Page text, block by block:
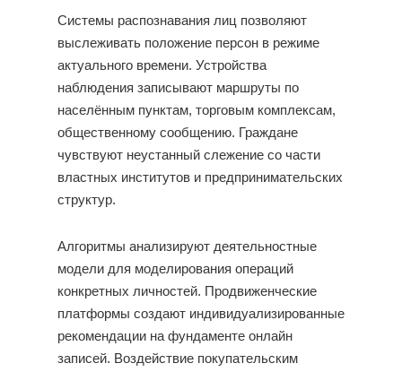
Системы распознавания лиц позволяют
выслеживать положение персон в режиме
актуального времени. Устройства
наблюдения записывают маршруты по
населённым пунктам, торговым комплексам,
общественному сообщению. Граждане
чувствуют неустанный слежение со части
властных институтов и предпринимательских
структур.
Алгоритмы анализируют деятельностные
модели для моделирования операций
конкретных личностей. Продвиженческие
платформы создают индивидуализированные
рекомендации на фундаменте онлайн
записей. Воздействие покупательским